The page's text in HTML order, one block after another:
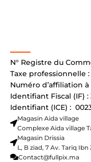
N° Registre du
Taxe professionnelle :
Numéro d’affiliation à
Identifiant Fiscal (IF) :
Identifiant (ICE) :
Magasin Aida village
Complexe Aida village
Magasin Drissia
L, B ziad, 7 Av. Tariq
Contact@fullpix.ma